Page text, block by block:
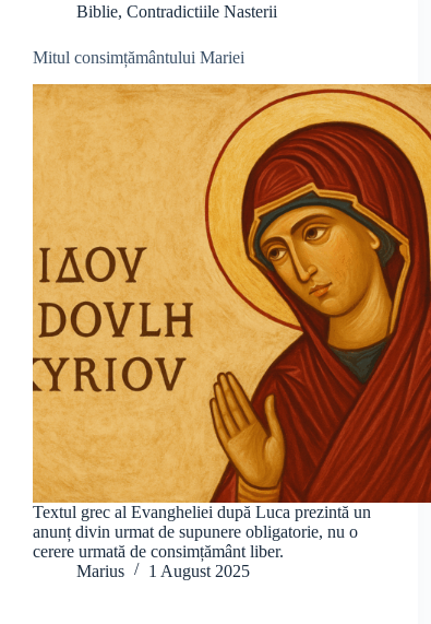
Biblie, Contradictiile Nasterii
Mitul consimțământului Mariei
Textul grec al Evangheliei după Luca prezintă un
anunț divin urmat de supunere obligatorie, nu o
cerere urmată de consimțământ liber.
Marius
1 August 2025